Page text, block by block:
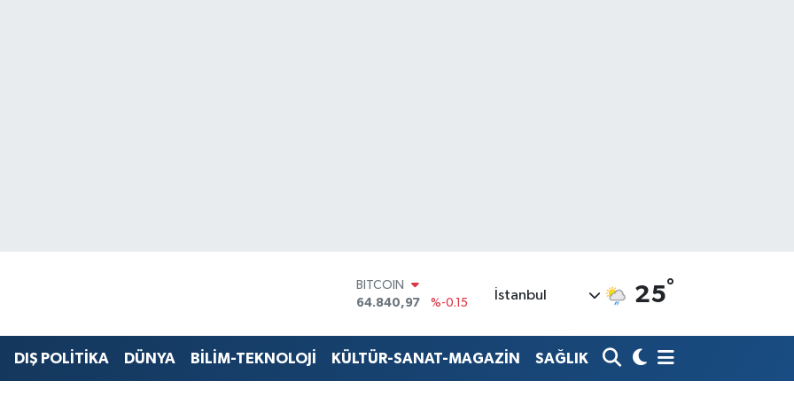
DOLAR
47,7436
%0.18
55,2510
%0.32
STERLİN
İstanbul 25°
DIŞ POLİTİKA DÜNYA BİLİM-TEKNOLOJİ KÜLTÜR-SANAT-MAGAZİN SAĞLIK